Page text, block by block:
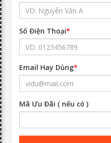
Số Điện Thoại*
Email Hay Dùng*
Mã Ưu Đãi ( nếu có )